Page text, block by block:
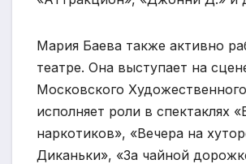
Мария Баева также активно
театре. Она выступает на
Московского
исполняет роли в спектаклях
наркотиков», «Вечера на
Диканьки», «За чайной